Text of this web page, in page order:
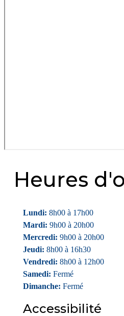
Heures
Lundi: 8h00 à 17h00
Mardi: 9h00 à 20h00
Mercredi: 9h00 à 20h00
Jeudi: 8h00 à 16h30
Vendredi: 8h00 à 12h00
Samedi: Fermé
Dimanche: Fermé
Accessibilité